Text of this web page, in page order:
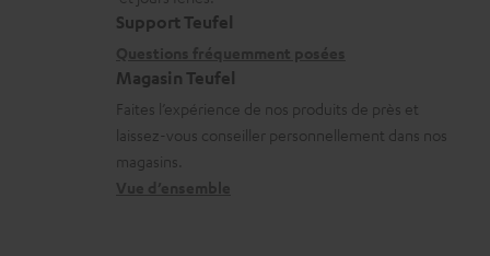
e
s
e
a
t
o
n
s
i
s
c
o
Support Teufel
Magasin Teufel
Faites l’expérience de nos produits de près et
laissez-vous conseiller personnellement dans nos
magasins.